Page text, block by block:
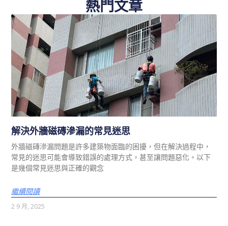
熱門文章
解決外牆磁磚滲漏的常見迷思
外牆磁磚滲漏問題是許多建築物面臨的困擾，但在解決過程中，
常見的迷思可能會導致錯誤的處理方式，甚至讓問題惡化。以下
是幾個常見迷思與正確的觀念
繼續閱讀
2 9 月, 2025